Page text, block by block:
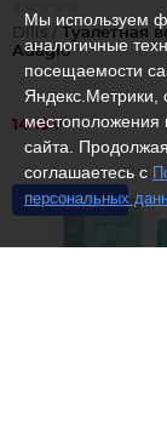
Dilis / Туалетная
Adagio
1449 ₽
Рекомендуем
Мы используем
аналогичные
посещаемости
Яндекс.Метрики,
местоположения
сайта.
соглашаетесь с
персональных